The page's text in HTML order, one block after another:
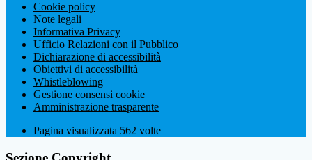
Cookie policy
Note legali
Informativa Privacy
Ufficio Relazioni con il Pubblico
Dichiarazione di accessibilità
Obiettivi di accessibilità
Whistleblowing
Gestione consensi cookie
Amministrazione trasparente
Pagina visualizzata 562 volte